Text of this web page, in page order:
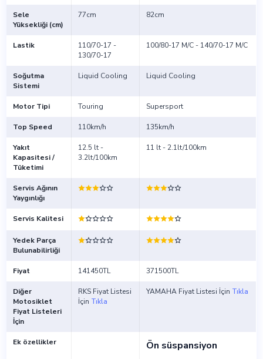
Sele
Yüksekliği (cm)
77cm 82cm
Lastik
110/70-17 -
130/70-17
100/80-17 M/C - 140/70-17 M/C
Soğutma
Sistemi
Liquid Cooling Liquid Cooling
Motor Tipi Touring Supersport
Top Speed 110km/h 135km/h
Yakıt
Kapasitesi /
Tüketimi
12.5 lt -
3.2lt/100km
11 lt - 2.1lt/100km
Servis Ağının
Yaygınlığı
Servis Kalitesi
Yedek Parça
Bulunabilirliği
Fiyat 141450TL 371500TL
Diğer
Motosiklet
Fiyat Listeleri
İçin
RKS Fiyat Listesi
İçin Tıkla
YAMAHA Fiyat Listesi İçin Tıkla
Ek özellikler Ön süspansiyon